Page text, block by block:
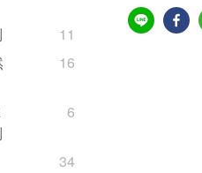
11
16
6
34